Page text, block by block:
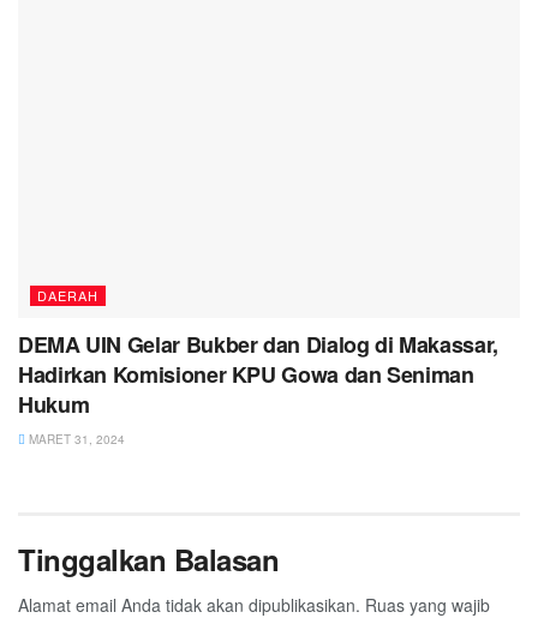
DAERAH
DEMA UIN Gelar Bukber dan Dialog di Makassar,
Hadirkan Komisioner KPU Gowa dan Seniman
Hukum
MARET 31, 2024
Tinggalkan Balasan
Alamat email Anda tidak akan dipublikasikan. Ruas yang wajib